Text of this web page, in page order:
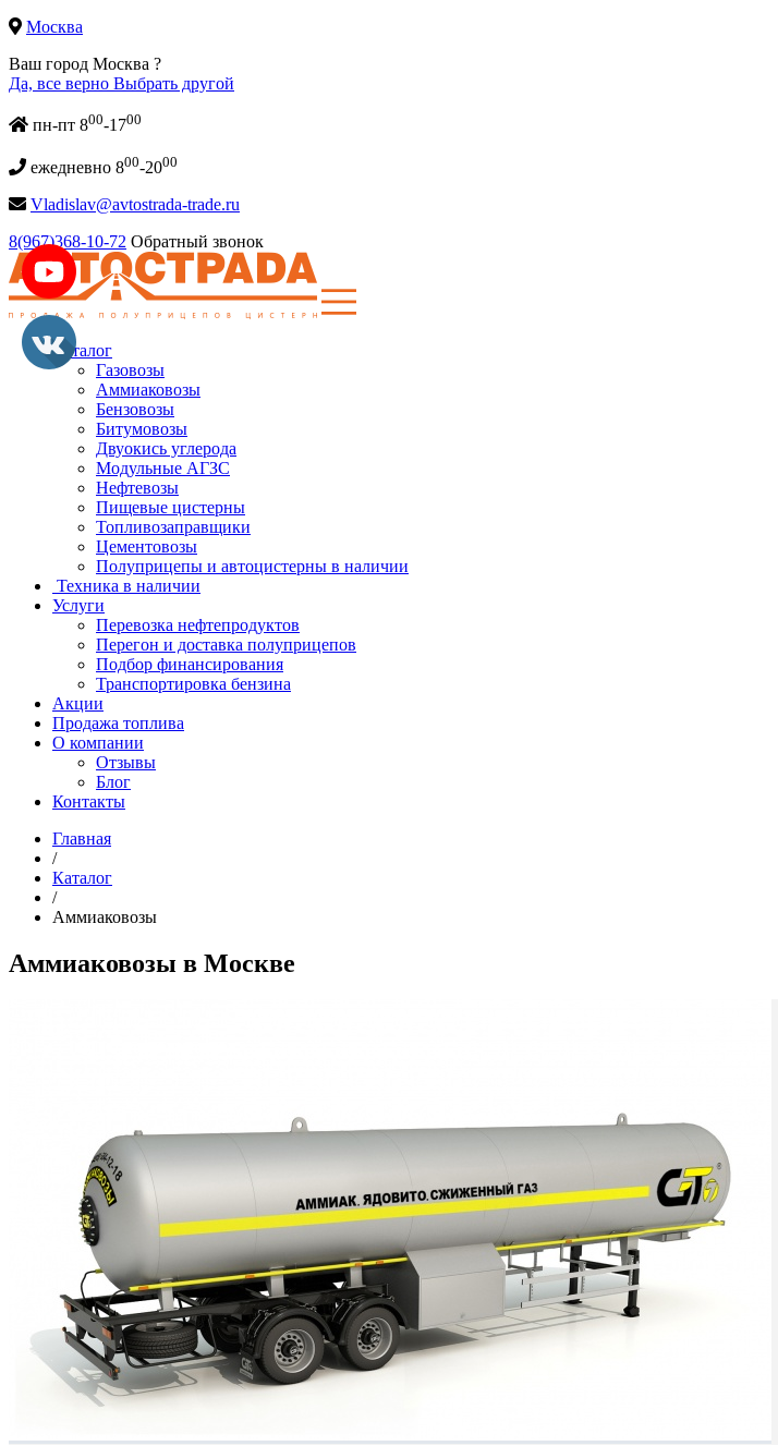
Москва
Ваш город Москва ?
Да, все верно Выбрать другой
пн-пт 800-1700
ежедневно 800-2000
Vladislav@avtostrada-trade.ru
8(967)368-10-72 Обратный звонок
Каталог
Газовозы
Аммиаковозы
Бензовозы
Битумовозы
Двуокись углерода
Модульные АГЗС
Нефтевозы
Пищевые цистерны
Топливозаправщики
Цементовозы
Полуприцепы и автоцистерны в наличии
Техника в наличии
Услуги
Перевозка нефтепродуктов
Перегон и доставка полуприцепов
Подбор финансирования
Транспортировка бензина
Акции
Продажа топлива
О компании
Отзывы
Блог
Контакты
Главная
/
Каталог
/
Аммиаковозы
Аммиаковозы в Москве